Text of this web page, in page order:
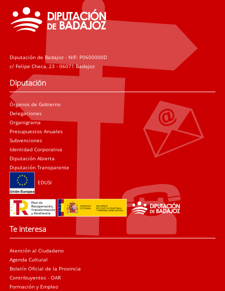
Diputación de Badajoz - NIF: P0600000D
c/ Felipe Checa, 23 - 06071 Badajoz
Diputación
Órganos de Gobierno
Delegaciones
Organigrama
Presupuestos Anuales
Subvenciones
Identidad Corporativa
Diputación Abierta
Diputación Transparente
EDUSI
Te interesa
Atención al Ciudadano
Agenda Cultural
Boletín Oficial de la Provincia
Contribuyentes - OAR
Formación y Empleo